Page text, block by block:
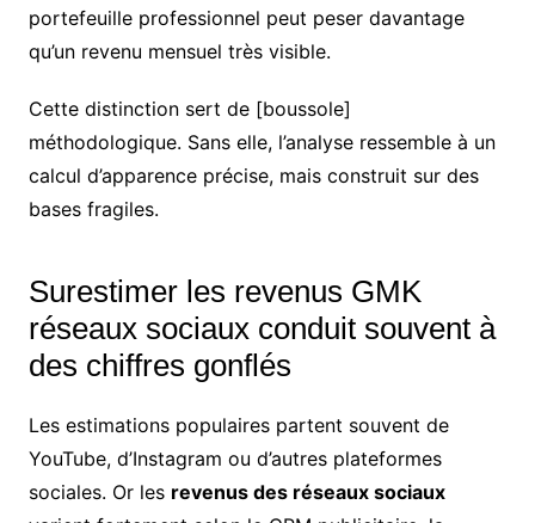
portefeuille professionnel peut peser davantage
qu’un revenu mensuel très visible.
Cette distinction sert de [boussole]
méthodologique. Sans elle, l’analyse ressemble à un
calcul d’apparence précise, mais construit sur des
bases fragiles.
Surestimer les revenus GMK
réseaux sociaux conduit souvent à
des chiffres gonflés
Les estimations populaires partent souvent de
YouTube, d’Instagram ou d’autres plateformes
sociales. Or les revenus des réseaux sociaux